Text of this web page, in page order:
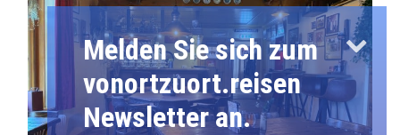
Melden Sie sich zum
vonortzuort.reisen
Newsletter an.